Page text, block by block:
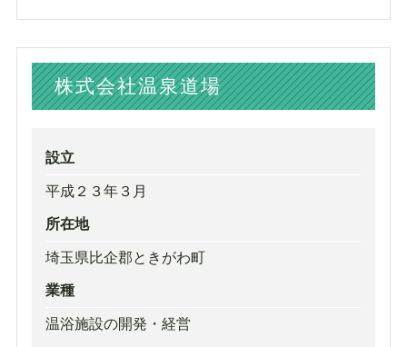
株式会社温泉道場
設立
平成２３年３月
所在地
埼玉県比企郡ときがわ町
業種
温浴施設の開発・経営